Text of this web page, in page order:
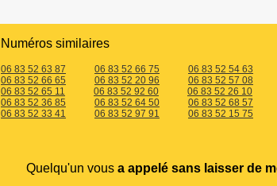
Numéros similaires
06 83 52 63 87 06 83 52 66 75 06 83 52 54 63
06 83 52 66 65
06 83 52 20 96 06 83 52 57 08
06 83 52 65 11
06 83 52 92 60 06 83 52 26 10
06 83 52 36 85
06 83 52 64 50 06 83 52 68 57
06 83 52 33 41
06 83 52 97 91 06 83 52 15 75
Quelqu'un vous a appelé sans laisser de